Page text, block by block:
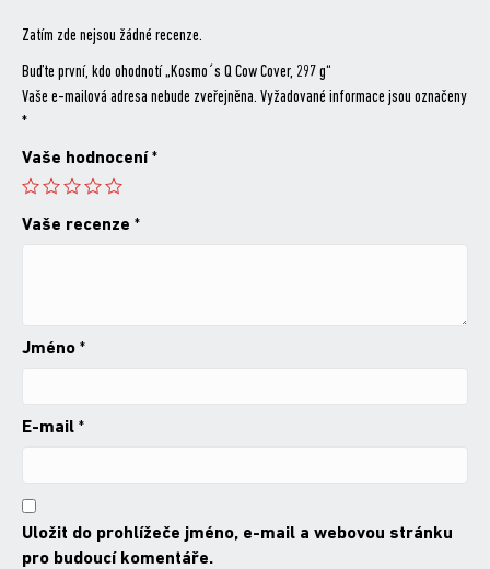
Zatím zde nejsou žádné recenze.
Buďte první, kdo ohodnotí „Kosmo´s Q Cow Cover, 297 g“
Vaše e-mailová adresa nebude zveřejněna. Vyžadované informace jsou označeny
*
Vaše hodnocení *
Vaše recenze *
Jméno *
E-mail *
Uložit do prohlížeče jméno, e-mail a webovou stránku
pro budoucí komentáře.